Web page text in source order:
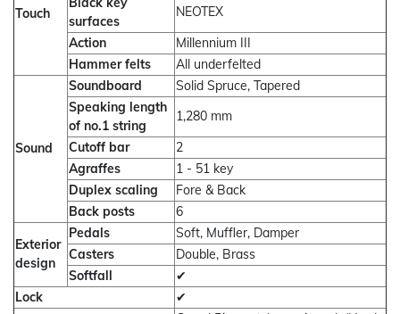
Touch
surfaces
NEOTEX
Action
Millennium III
Hammer felts
All underfelted
Sound
Soundboard
Solid Spruce, Tapered
Speaking length
of no.1 string
1,280 mm
Cutoff bar
2
Agraffes
1 - 51 key
Duplex scaling
Fore & Back
Back posts
6
Exterior
design
Pedals
Soft, Muffler, Damper
Casters
Double, Brass
Softfall
✔
Lock
✔